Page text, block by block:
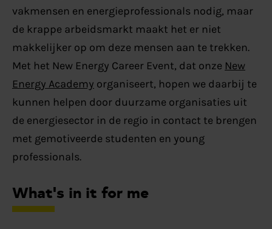
vakmensen en energieprofessionals nodig, maar
de krappe arbeidsmarkt maakt het er niet
makkelijker op om deze mensen aan te trekken.
Met het New Energy Career Event, dat onze New
Energy Academy organiseert, hopen we daarbij te
kunnen helpen door duurzame organisaties uit
de energiesector in de regio in contact te brengen
met gemotiveerde studenten en young
professionals.
What's in it for me